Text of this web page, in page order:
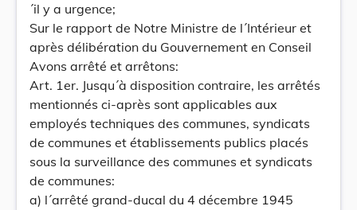
´il y a urgence;
Sur le rapport de Notre Ministre de l´Intérieur et
après délibération du Gouvernement en Conseil
Avons arrêté et arrêtons:
Art. 1er. Jusqu´à disposition contraire, les arrêtés
mentionnés ci-après sont applicables aux
employés techniques des communes, syndicats
de communes et établissements publics placés
sous la surveillance des communes et syndicats
de communes:
a) l´arrêté grand-ducal du 4 décembre 1945